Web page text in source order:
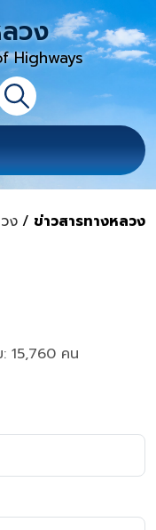
วง
Highways
าษา
ค้นหา
ลักของเว็บไซต์
ง / ข่าวสารทางหลวง
: 15,760 คน